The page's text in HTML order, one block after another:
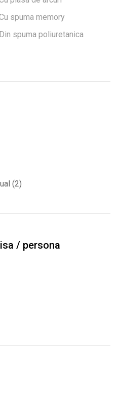
spuma memory
Din spuma poliuretanica
(2)
/ persona